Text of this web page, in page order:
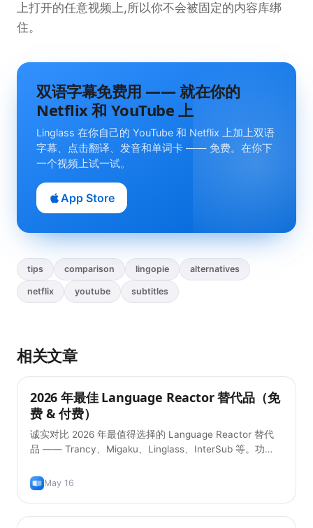
上打开的任意视频上,所以你不会被固定的内容库绑
住。
双语字幕免费用 —— 就在你的
Netflix 和 YouTube 上
Linglass 在你自己的 YouTube 和 Netflix 上加上双语
字幕、点击翻译、发音和单词卡 —— 免费。在你下
一个视频上试一试。
App Store
tips comparison lingopie alternatives
netflix youtube subtitles
相关文章
实用技巧
2026 年最佳 Language Reactor 替代品（免
费 & 付费）
诚实对比 2026 年最值得选择的 Language Reactor 替代
品 —— Trancy、Migaku、Linglass、InterSub 等。功
May 16